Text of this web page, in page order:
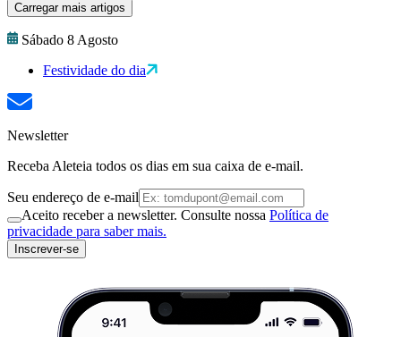
Carregar mais artigos
Sábado 8 Agosto
Festividade do dia
Newsletter
Receba Aleteia todos os dias em sua caixa de e-mail.
Seu endereço de e-mail
Aceito receber a newsletter. Consulte nossa Política de
privacidade para saber mais.
Inscrever-se